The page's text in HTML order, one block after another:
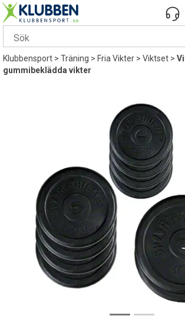
Klubbensport>Träning>Fria Vikter>Viktset>
gummibeklädda vikter